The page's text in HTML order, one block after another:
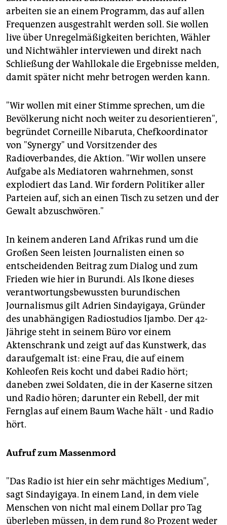
arbeiten sie an einem Programm, das auf allen
Frequenzen ausgestrahlt werden soll. Sie wollen
live über Unregelmäßigkeiten berichten, Wähler
und Nichtwähler interviewen und direkt nach
Schließung der Wahllokale die Ergebnisse melden,
damit später nicht mehr betrogen werden kann.
"Wir wollen mit einer Stimme sprechen, um die
Bevölkerung nicht noch weiter zu desorientieren",
begründet Corneille Nibaruta, Chefkoordinator
von "Synergy" und Vorsitzender des
Radioverbandes, die Aktion. "Wir wollen unsere
Aufgabe als Mediatoren wahrnehmen, sonst
explodiert das Land. Wir fordern Politiker aller
Parteien auf, sich an einen Tisch zu setzen und der
Gewalt abzuschwören."
In keinem anderen Land Afrikas rund um die
Großen Seen leisten Journalisten einen so
entscheidenden Beitrag zum Dialog und zum
Frieden wie hier in Burundi. Als Ikone dieses
verantwortungsbewussten burundischen
Journalismus gilt Adrien Sindayigaya, Gründer
des unabhängigen Radiostudios Ijambo. Der 42-
Jährige steht in seinem Büro vor einem
Aktenschrank und zeigt auf das Kunstwerk, das
daraufgemalt ist: eine Frau, die auf einem
Kohleofen Reis kocht und dabei Radio hört;
daneben zwei Soldaten, die in der Kaserne sitzen
und Radio hören; darunter ein Rebell, der mit
Fernglas auf einem Baum Wache hält - und Radio
hört.
Aufruf zum Massenmord
"Das Radio ist hier ein sehr mächtiges Medium",
sagt Sindayigaya. In einem Land, in dem viele
Menschen von nicht mal einem Dollar pro Tag
überleben müssen, in dem rund 80 Prozent weder